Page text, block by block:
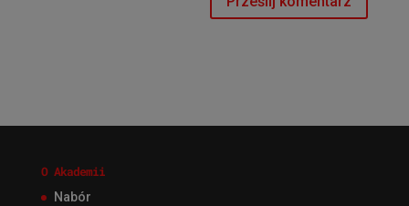
O Akademii
Nabór